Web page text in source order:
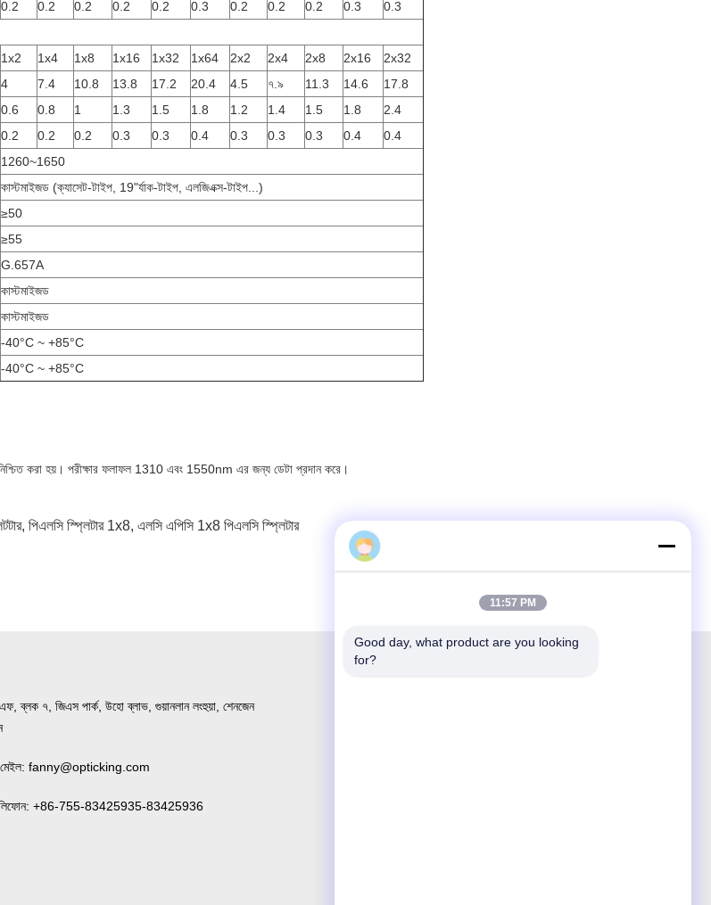
0.2 0.2 0.2 0.2 0.2 0.3 0.2 0.2 0.2 0.3
0.3
1x2 1x4 1x8 1x16 1x32 1x64 2x2 2x4 2x8 2x16
2x32
4 7.4 10.8 13.8 17.2 20.4 4.5 ৭.৯ 11.3 14.6
17.8
0.6 0.8 1 1.3 1.5 1.8 1.2 1.4 1.5 1.8
2.4
0.2 0.2 0.2 0.3 0.3 0.4 0.3 0.3 0.3 0.4
0.4
1260~1650
কাস্টমাইজড (ক্যাসেট-টাইপ, 19"র্যাক-টাইপ, এলজিএক্স-টাইপ...)
≥50
≥55
G.657A
কাস্টমাইজড
কাস্টমাইজড
-40°C ~ +85°C
-40°C ~ +85°C
নিশ্চিত করা হয়। পরীক্ষার ফলাফল 1310 এবং 1550nm এর জন্য ডেটা প্রদান করে।
, পিএলসি স্প্লিটার 1x8, এলসি এপিসি 1x8 পিএলসি স্প্লিটার
ব্লক ৭, জিএস পার্ক, উহো ব্লাভ, গুয়ানলান লংহুয়া, শেনজেন
fanny@opticking.com
+86-755-83425935-83425936
11:57 PM
Good day, what product are you looking
for?